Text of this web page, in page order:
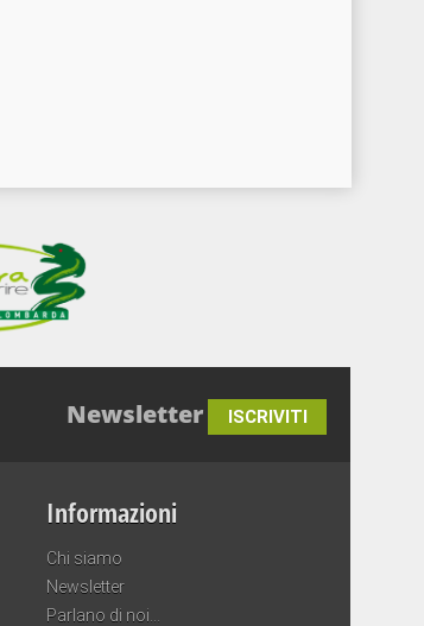
Newsletter ISCRIVITI
Informazioni
Chi siamo
Newsletter
Parlano di noi…